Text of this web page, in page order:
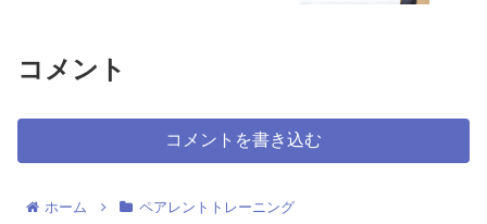
コメント
コメントを書き込む
ホーム ペアレントトレーニング